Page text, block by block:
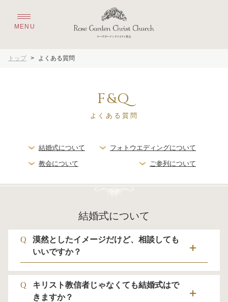
トップ > よくある質問
F&Q
よくある質問
結婚式について フォトウエディングについて
教会について ご参列について
結婚式について
Q
漠然としたイメージだけど、相談しても
いいですか？
Q
キリスト教信者じゃなくても結婚式はで
きますか？